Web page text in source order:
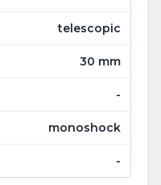
telescopic
30 mm
-
monoshock
-